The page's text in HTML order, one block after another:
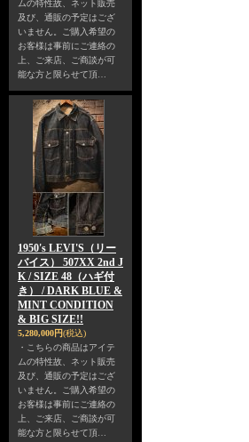
ムの特性故、ネット販売
及び、通販の予定はござ
いません。ご購入希望の
お客様は事前にご連絡の
上、ご来店、ご商談が可
能な方と限らせて頂…
1950's LEVI'S（リー
バイス） 507XX 2nd J
K / SIZE 48（ハギ付
き） / DARK BLUE &
MINT CONDITION
& BIG SIZE!!
5,280,000円(税込)
・こちらの商品はアイテ
ムの特性故、ネット販売
及び、通販の予定はござ
いません。ご購入希望の
お客様は事前にご連絡の
上、ご来店、ご商談が可
能な方と限らせて頂…